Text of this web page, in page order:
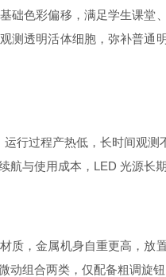
色彩偏移，满足学生课堂
测透明活体细胞，弥补普
过程产热低，长时间观测
航与使用成本，LED 光源长
，金属机身自重更高，放
动组合两类，仅配备粗调旋